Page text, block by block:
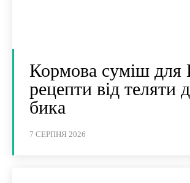
Кормова суміш
рецепти від теляти
бика
7 СЕРПНЯ 2026